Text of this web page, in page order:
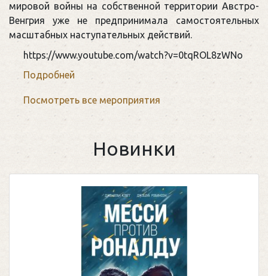
мировой войны на собственной территории Австро-
Венгрия уже не предпринимала самостоятельных
масштабных наступательных действий.
https://www.youtube.com/watch?v=0tqROL8zWNo
Подробней
Посмотреть все мероприятия
Новинки